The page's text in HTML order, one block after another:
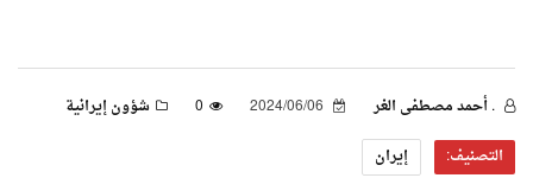
. أحمد مصطفى الغر 0
شؤون إيرانية
التصنيف:
إيران